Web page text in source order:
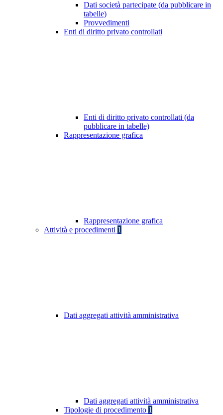
Dati società partecipate (da pubblicare in
tabelle)
Provvedimenti
Enti di diritto privato controllati
Enti di diritto privato controllati (da
pubblicare in tabelle)
Rappresentazione grafica
Rappresentazione grafica
Attività e procedimenti 1
Dati aggregati attività amministrativa
Dati aggregati attività amministrativa
Tipologie di procedimento 1